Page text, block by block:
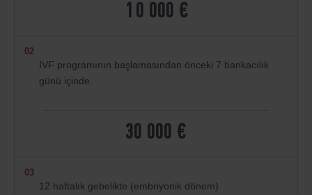
10 000 €
02
IVF programının başlamasından önceki 7 bankacılık
günü içinde.
30 000 €
03
12 haftalık gebelikte (embriyonik dönem)